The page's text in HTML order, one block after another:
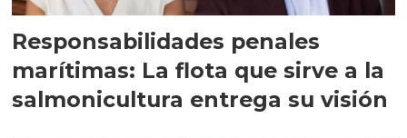
Responsabilidades penales
marítimas: La flota que sirve a la
salmonicultura entrega su visión